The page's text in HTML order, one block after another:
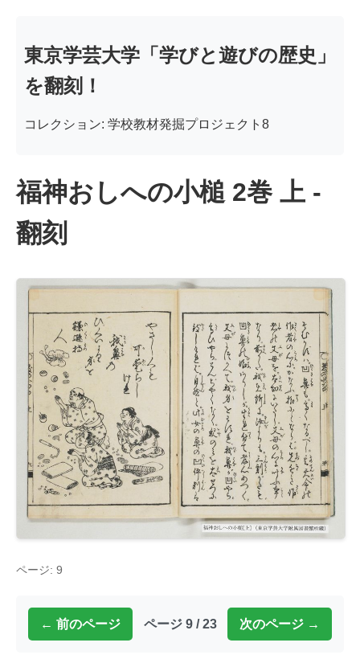
東京学芸大学「学びと遊びの歴史」
を翻刻！
コレクション: 学校教材発掘プロジェクト8
福神おしへの小槌 2巻 上 -
翻刻
ページ: 9
← 前のページ ページ 9 / 23 次のページ →